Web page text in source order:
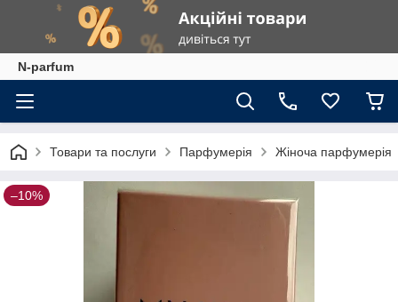
N-parfum
Товари та послуги Парфумерія Жіноча парфумерія
–10%